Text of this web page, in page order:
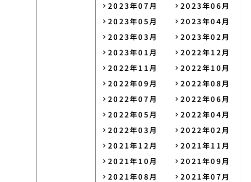
2023年07月
2023年06月
2023年05月
2023年04月
2023年03月
2023年02月
2023年01月
2022年12月
2022年11月
2022年10月
2022年09月
2022年08月
2022年07月
2022年06月
2022年05月
2022年04月
2022年03月
2022年02月
2021年12月
2021年11月
2021年10月
2021年09月
2021年08月
2021年07月